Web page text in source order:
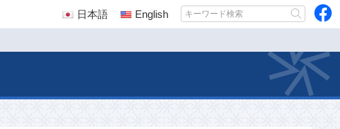
日本語 English